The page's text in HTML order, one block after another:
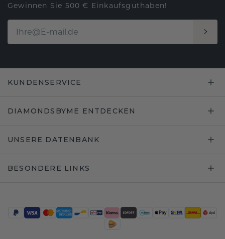
Gewinnen Sie 500 € Einkaufsguthaben!
KUNDENSERVICE
DIAMONDSBYME ENTDECKEN
UNSERE DATENBANK
BESONDERE LINKS